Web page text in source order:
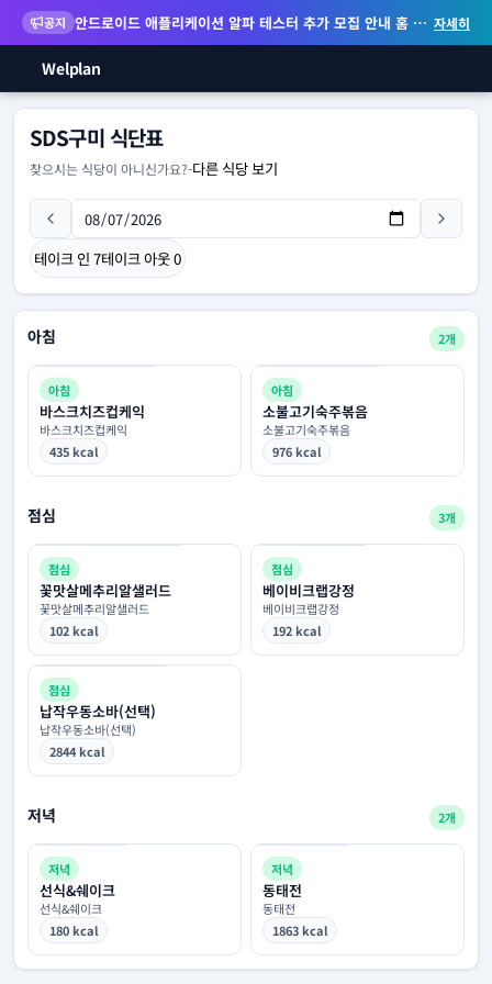
공지 안드로이드 애플리케이션 알파 테스터 추가 모집 안내 홈 화면 위젯 등 지원 자세히
Welplan
SDS구미 식단표
찾으시는 식당이 아니신가요?-다른 식당 보기
테이크 인 7테이크 아웃0
아침 2개
아침
바스크치즈컵케익
바스크치즈컵케익
435 kcal
아침
소불고기숙주볶음
소불고기숙주볶음
976 kcal
점심 3개
점심
꽃맛살메추리알샐러드
꽃맛살메추리알샐러드
102 kcal
점심
베이비크랩강정
베이비크랩강정
192 kcal
점심
납작우동소바(선택)
납작우동소바(선택)
2844 kcal
저녁 2개
저녁
선식&쉐이크
선식&쉐이크
180 kcal
저녁
동태전
동태전
1863 kcal